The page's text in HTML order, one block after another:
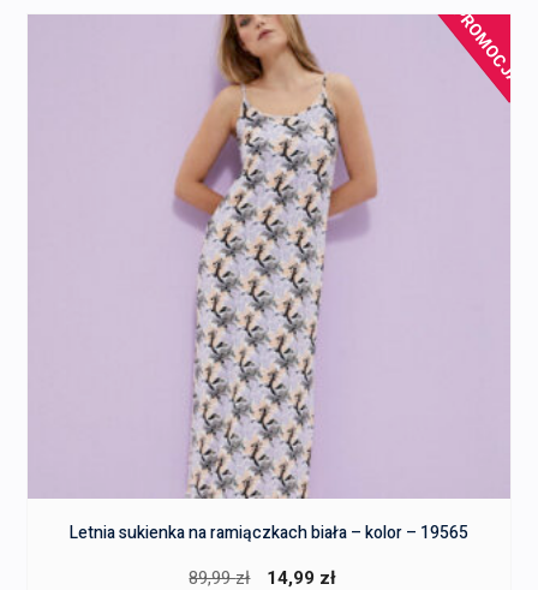
PROMOCJA!
Letnia sukienka na ramiączkach biała – kolor – 19565
89,99zł
Pierwotna
14,99 zł